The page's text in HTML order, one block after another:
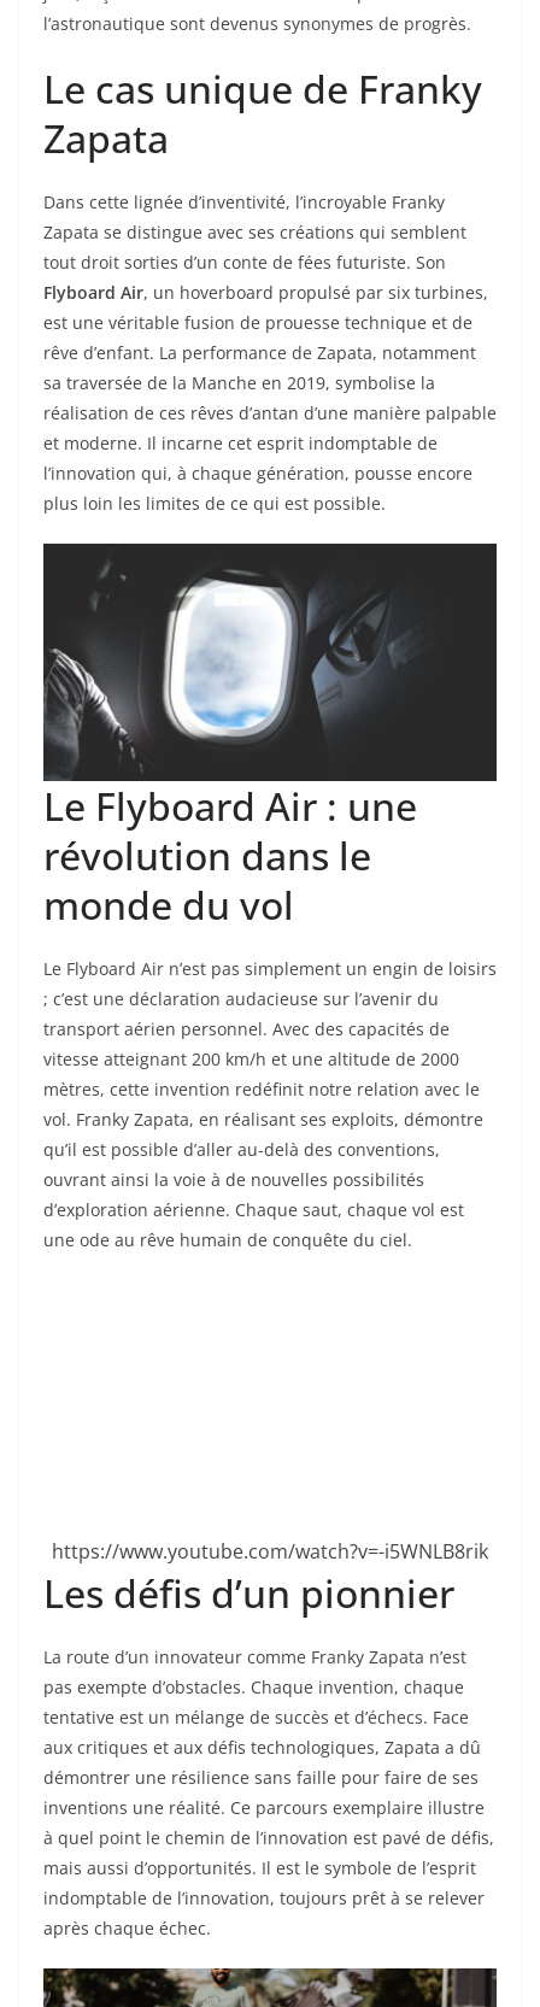
l’astronautique sont devenus synonymes de progrès.
Le cas unique de Franky
Zapata
Dans cette lignée d’inventivité, l’incroyable Franky
Zapata se distingue avec ses créations qui semblent
tout droit sorties d’un conte de fées futuriste. Son
Flyboard Air, un hoverboard propulsé par six turbines,
est une véritable fusion de prouesse technique et de
rêve d’enfant. La performance de Zapata, notamment
sa traversée de la Manche en 2019, symbolise la
réalisation de ces rêves d’antan d’une manière palpable
et moderne. Il incarne cet esprit indomptable de
l’innovation qui, à chaque génération, pousse encore
plus loin les limites de ce qui est possible.
Le Flyboard Air : une
révolution dans le
monde du vol
Le Flyboard Air n’est pas simplement un engin de loisirs
; c’est une déclaration audacieuse sur l’avenir du
transport aérien personnel. Avec des capacités de
vitesse atteignant 200 km/h et une altitude de 2000
mètres, cette invention redéfinit notre relation avec le
vol. Franky Zapata, en réalisant ses exploits, démontre
qu’il est possible d’aller au-delà des conventions,
ouvrant ainsi la voie à de nouvelles possibilités
d’exploration aérienne. Chaque saut, chaque vol est
une ode au rêve humain de conquête du ciel.
https://www.youtube.com/watch?v=-i5WNLB8rik
Les défis d’un pionnier
La route d’un innovateur comme Franky Zapata n’est
pas exempte d’obstacles. Chaque invention, chaque
tentative est un mélange de succès et d’échecs. Face
aux critiques et aux défis technologiques, Zapata a dû
démontrer une résilience sans faille pour faire de ses
inventions une réalité. Ce parcours exemplaire illustre
à quel point le chemin de l’innovation est pavé de défis,
mais aussi d’opportunités. Il est le symbole de l’esprit
indomptable de l’innovation, toujours prêt à se relever
après chaque échec.